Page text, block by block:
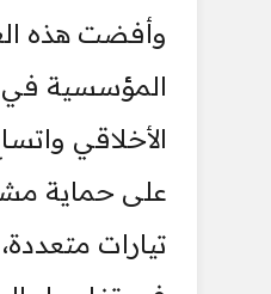
وأفضت هذه
المؤسسية في
الأخلاقي
على حماية
تيارات